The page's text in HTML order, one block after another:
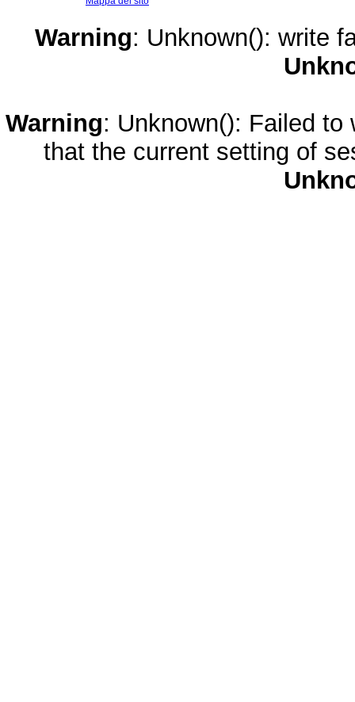
Warning: Unknown(): write
Warning: Unknown(): Failed
that the current setting of